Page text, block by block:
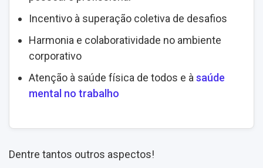
Incentivo à superação coletiva de desafios
Harmonia e colaboratividade no ambiente
corporativo
Atenção à saúde física de todos e à saúde
mental no trabalho
Dentre tantos outros aspectos!